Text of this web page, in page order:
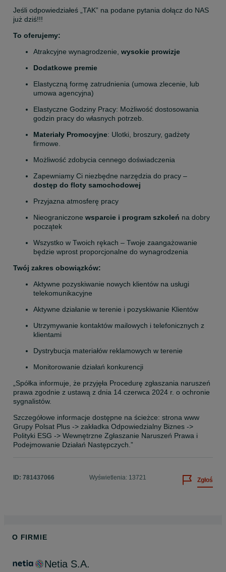
Jeśli odpowiedziałeś „TAK” na podane pytania dołącz do NAS
już dziś!!!
To oferujemy:
Atrakcyjne wynagrodzenie, wysokie prowizje
Dodatkowe premie
Elastyczną formę zatrudnienia (umowa zlecenie, lub
umowa agencyjna)
Elastyczne Godziny Pracy: Możliwość dostosowania
godzin pracy do własnych potrzeb.
Materiały Promocyjne: Ulotki, broszury, gadżety
firmowe.
Możliwość zdobycia cennego doświadczenia
dostęp do floty samochodowej
Przyjazna atmosferę pracy
Nieograniczone wsparcie i program szkoleń na dobry
początek
Wszystko w Twoich rękach – Twoje zaangażowanie
będzie wprost proporcjonalne do wynagrodzenia
Twój zakres obowiązków:
Aktywne pozyskiwanie nowych klientów na usługi
telekomunikacyjne
Aktywne działanie w terenie i pozyskiwanie Klientów
Utrzymywanie kontaktów mailowych i telefonicznych z
klientami
Dystrybucja materiałów reklamowych w terenie
Monitorowanie działań konkurencji
„Spółka informuje, że przyjęła Procedurę zgłaszania naruszeń
prawa zgodnie z ustawą z dnia 14 czerwca 2024 r. o ochronie
sygnalistów.
Szczegółowe informacje dostępne na ścieżce: strona www
Grupy Polsat Plus -> zakładka Odpowiedzialny Biznes ->
Polityki ESG -> Wewnętrzne Zgłaszanie Naruszeń Prawa i
Podejmowanie Działań Następczych.”
ID: 781437066 Wyświetlenia: 13721 Zgłoś
O FIRMIE
Netia S.A.